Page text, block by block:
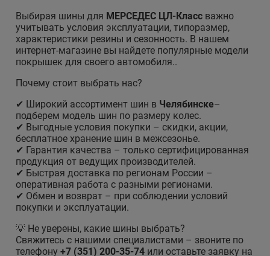
Выбирая шины для МЕРСЕДЕС ЦЛ-Класс важно
учитывать условия эксплуатации, типоразмер,
характеристики резины и сезонность. В нашем
интернет-магазине вы найдете популярные модели
покрышек для своего автомобиля..
Почему стоит выбрать нас?
✔ Широкий ассортимент шин в Челябинске–
подберем модель шин по размеру колес.
✔ Выгодные условия покупки – скидки, акции,
бесплатное хранение шин в межсезонье.
✔ Гарантия качества – только сертифицированная
продукция от ведущих производителей.
✔ Быстрая доставка по регионам России –
оперативная работа с разными регионами.
✔ Обмен и возврат – при соблюдении условий
покупки и эксплуатации.
💡 Не уверены, какие шины выбрать?
Свяжитесь с нашими специалистами – звоните по
телефону +7 (351) 200-35-74 или оставьте заявку на